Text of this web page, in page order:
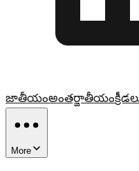
జాతీయంఅంతర్జాతీయం
More